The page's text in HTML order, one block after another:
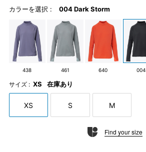
カラーを選択 : 004 Dark Storm
438 461 640 004
サイズ : XS 在庫あり
XS S M
Find your size